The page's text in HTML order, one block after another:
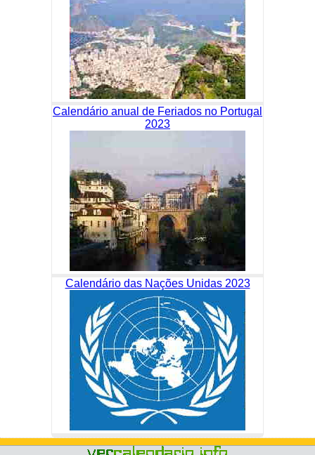
Calendário anual de Feriados no Portugal
2023
Calendário das Nações Unidas 2023